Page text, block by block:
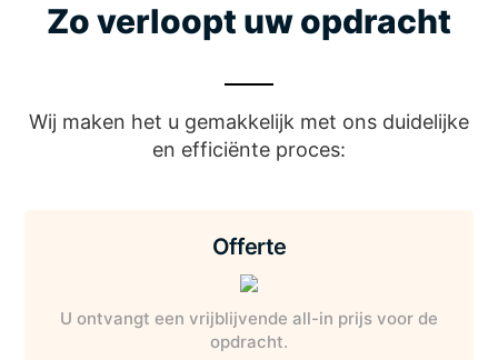
Zo verloopt uw opdracht
Wij maken het u gemakkelijk met ons duidelijke
en efficiënte proces:
Offerte
U ontvangt een vrijblijvende all-in prijs voor de
opdracht.